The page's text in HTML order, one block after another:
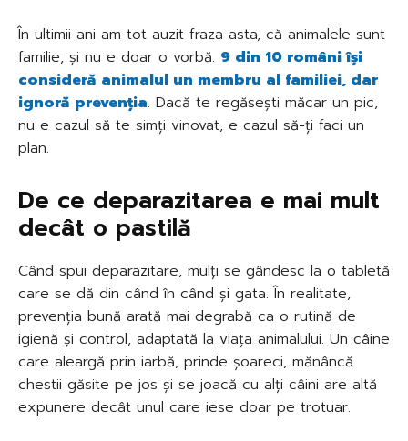
În ultimii ani am tot auzit fraza asta, că animalele sunt
familie, și nu e doar o vorbă. 9 din 10 români își
consideră animalul un membru al familiei, dar
ignoră prevenția. Dacă te regăsești măcar un pic,
nu e cazul să te simți vinovat, e cazul să-ți faci un
plan.
De ce deparazitarea e mai mult
decât o pastilă
Când spui deparazitare, mulți se gândesc la o tabletă
care se dă din când în când și gata. În realitate,
prevenția bună arată mai degrabă ca o rutină de
igienă și control, adaptată la viața animalului. Un câine
care aleargă prin iarbă, prinde șoareci, mănâncă
chestii găsite pe jos și se joacă cu alți câini are altă
expunere decât unul care iese doar pe trotuar.